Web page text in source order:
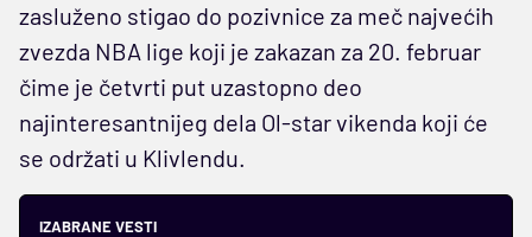
zasluženo stigao do pozivnice za meč najvećih
zvezda NBA lige koji je zakazan za 20. februar
čime je četvrti put uzastopno deo
najinteresantnijeg dela Ol-star vikenda koji će
se održati u Klivlendu.
IZABRANE VESTI